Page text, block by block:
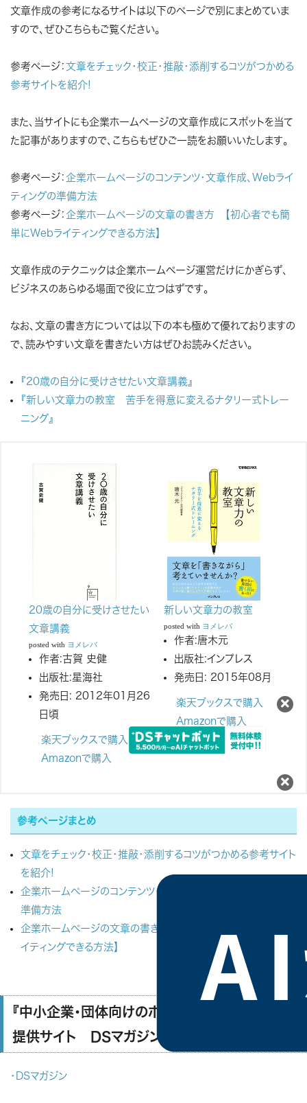
文章作成の参考になるサイトは以下のページで別にまとめていま
すので、ぜひこちらもご覧ください。
参考ページ： 文章をチェック・校正・推敲・添削するコツがつかめる
参考サイトを紹介!
また、当サイトにも企業ホームページの文章作成にスポットを当て
た記事がありますので、こちらもぜひご一読をお願いいたします。
参考ページ： 企業ホームページのコンテンツ・文章作成、Webライ
ティングの準備方法
参考ページ： 企業ホームページの文章の書き方 【初心者でも簡
単にWebライティングできる方法】
文章作成のテクニックは企業ホームページ運営だけにかぎらず、
ビジネスのあらゆる場面で役に立つはずです。
なお、文章の書き方については以下の本も極めて優れておりますの
で、読みやすい文章を書きたい方はぜひお読みください。
『20歳の自分に受けさせたい文章講義』
『新しい文章力の教室 苦手を得意に変えるナタリー式トレー
ニング』
20歳の自分に受けさせたい
文章講義
posted with ヨメレバ
作者:古賀 史健
出版社:星海社
発売日: 2012年01月26
日頃
楽天ブックスで購入
Amazonで購入
新しい文章力の教室
posted with ヨメレバ
作者:唐木元
出版社:インプレス
発売日: 2015年08月
楽天ブックスで購入
Amazonで購入
参考ページまとめ
文章をチェック・校正・推敲・添削するコツがつかめる参考サイト
を紹介!
企業ホームページのコンテンツ・文章作成、Webライティングの
準備方法
企業ホームページの文章の書き方 【初心者でも簡単にWebラ
イティングできる方法】
『中小企業・団体向けのホームページ運営 情報
提供サイト DSマガジン』
・DSマガジン